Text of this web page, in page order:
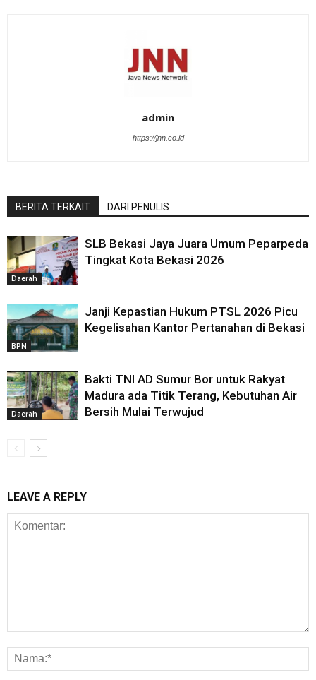
admin
https://jnn.co.id
BERITA TERKAIT DARI PENULIS
Daerah
SLB Bekasi Jaya Juara Umum Peparpeda
Tingkat Kota Bekasi 2026
BPN
Janji Kepastian Hukum PTSL 2026 Picu
Kegelisahan Kantor Pertanahan di Bekasi
Daerah
Bakti TNI AD Sumur Bor untuk Rakyat
Madura ada Titik Terang, Kebutuhan Air
Bersih Mulai Terwujud
LEAVE A REPLY